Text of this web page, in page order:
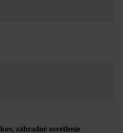
, záhradné osvetlenie